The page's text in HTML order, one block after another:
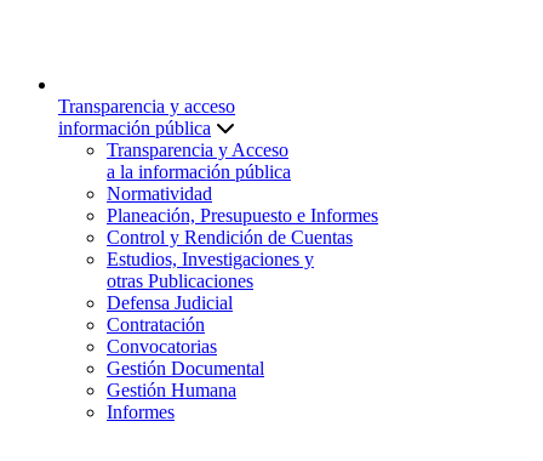
Transparencia y acceso
información pública
Transparencia y Acceso
a la información pública
Normatividad
Planeación, Presupuesto e Informes
Control y Rendición de Cuentas
Estudios, Investigaciones y
otras Publicaciones
Defensa Judicial
Contratación
Convocatorias
Gestión Documental
Gestión Humana
Informes